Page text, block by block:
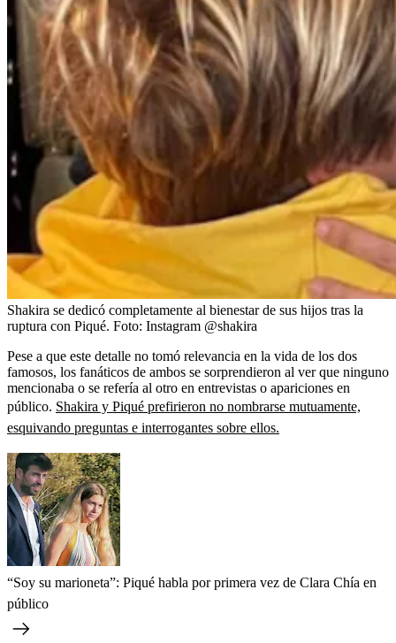
Shakira se dedicó completamente al bienestar de sus hijos tras la
ruptura con Piqué. Foto: Instagram @shakira
Pese a que este detalle no tomó relevancia en la vida de los dos
famosos, los fanáticos de ambos se sorprendieron al ver que ninguno
mencionaba o se refería al otro en entrevistas o apariciones en
público. Shakira y Piqué prefirieron no nombrarse mutuamente,
esquivando preguntas e interrogantes sobre ellos.
“Soy su marioneta”: Piqué habla por primera vez de Clara Chía en
público